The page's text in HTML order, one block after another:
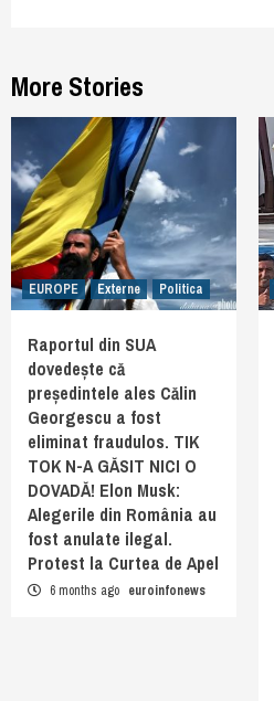
More Stories
EUROPE Externe Politica
Raportul din SUA
dovedește că
președintele ales Călin
Georgescu a fost
eliminat fraudulos. TIK
TOK N-A GĂSIT NICI O
DOVADĂ! Elon Musk:
Alegerile din România au
fost anulate ilegal.
Protest la Curtea de Apel
6 months ago euroinfonews